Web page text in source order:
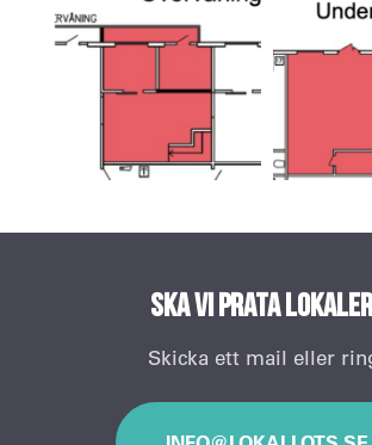
Ska vi prata
Skicka ett mail eller